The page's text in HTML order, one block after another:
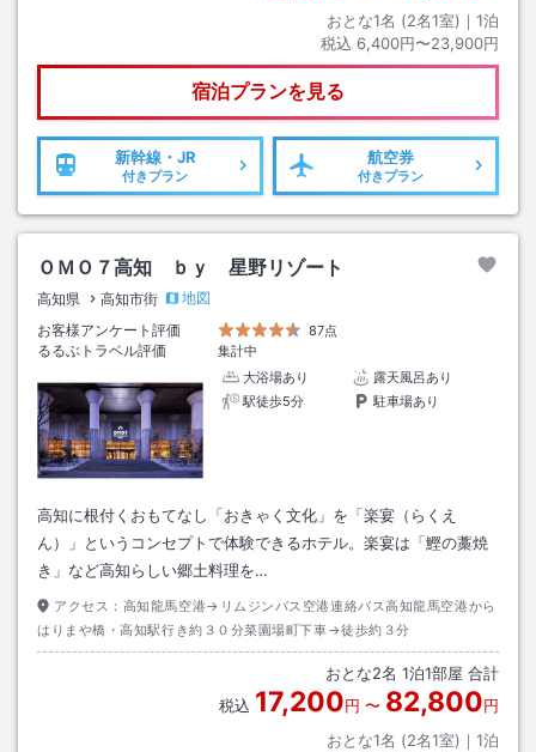
おとな1名 (2名1室)｜ 1泊
税込 6,400円〜23,900円
宿泊プランを見る
新幹線・JR
付きプラン
航空券
付きプラン
ＯＭＯ７高知 ｂｙ 星野リゾート
高知県 高知市街
地図
お客様アンケート評価
87点
るるぶトラベル評価
集計中
大浴場あり
露天風呂あり
駅徒歩5分
駐車場あり
高知に根付くおもてなし「おきゃく文化」を「楽宴（らくえ
ん）」というコンセプトで体験できるホテル。楽宴は「鰹の藁焼
き」など高知らしい郷土料理を…
アクセス： 高知龍馬空港→リムジンバス空港連絡バス高知龍馬空港から
はりまや橋・高知駅行き約３０分菜園場町下車→徒歩約３分
おとな2名 1泊1部屋 合計
税込 17,200円 〜 82,800円
おとな1名 (2名1室)｜ 1泊